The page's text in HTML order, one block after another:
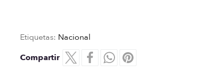
Etiquetas: Nacional
Compartir